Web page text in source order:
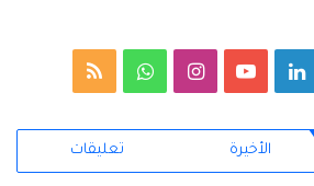
o خ الأخيرة تعليقات